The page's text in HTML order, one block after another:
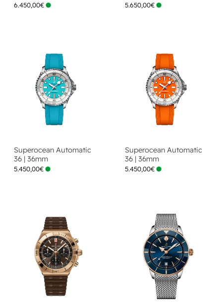
6.450,00€ 5.650,00€
Superocean Automatic
36 | 36mm
5.450,00€
Superocean Automatic
36 | 36mm
5.450,00€